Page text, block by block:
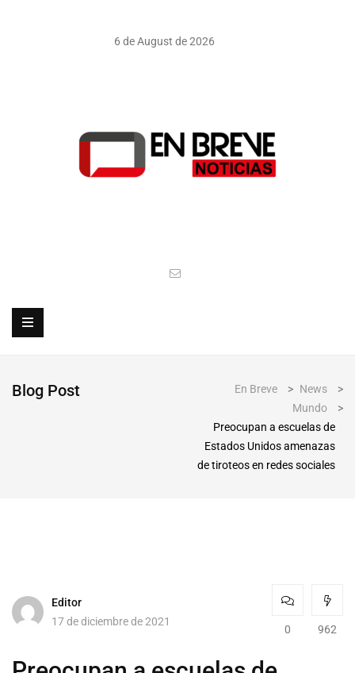
6 de August de 2026
Blog Post En Breve > News
>
Mundo
>
Preocupan a escuelas de
Estados Unidos amenazas
de tiroteos en redes sociales
Editor
17 de diciembre de 2021
0 962